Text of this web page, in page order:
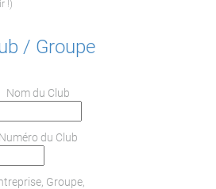
!)
/ Groupe
Nom du Club
Numéro du Club
Groupe,